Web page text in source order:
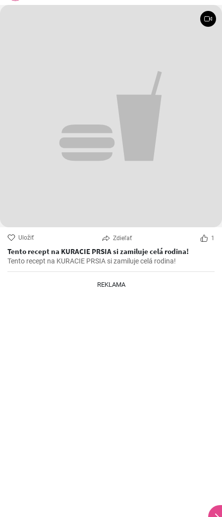
Uložiť Zdieľať 1
Tento recept na KURACIE PRSIA si zamiluje celá rodina!
Tento recept na KURACIE PRSIA si zamiluje celá rodina!
REKLAMA